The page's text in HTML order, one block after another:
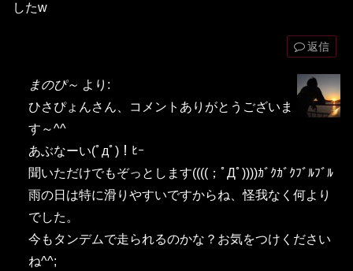
したw
返信
まのぴ～ より:
ひさぴょんさん、コメントありがとうございま
す～^^
あぶなーい(ﾟдﾟ)！ﾋｰ
聞いただけでもぞっとします((((；ﾟДﾟ))))ｶﾞｸｶﾞｸﾌﾞﾙﾌﾞﾙ
雨の日は特に滑りやすいですからね、怪我なく何より
でした。
今もタンデムで走られるのかな？お気をつけください
ね^^;